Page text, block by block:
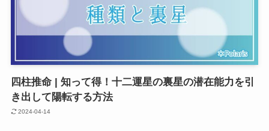
四柱推命 | 知って得！十二運星の裏星の潜在能力を引
き出して陽転する方法
2024-04-14